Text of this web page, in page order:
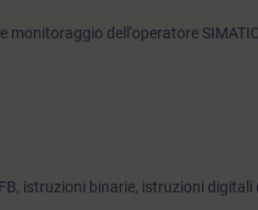
Durante questa giornata viene
un'ora di parte teorica con
pratica.
monitoraggio dell'operatore
istruzioni binarie, istruzioni